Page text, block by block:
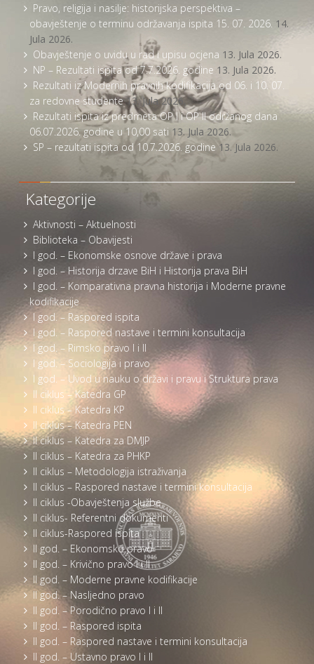
Pravo, religija i nasilje: historijska perspektiva –
obavještenje o terminu održavanja ispita 15. 07. 2026. 14.
Jula 2026.
Obavještenje o uvidu u rad i upisu ocjena 13. Jula 2026.
NP – Rezultati ispita od 7.7.2026. godine 13. Jula 2026.
Rezultati iz Modernih pravnih kodifikacija od 06. i 10. 07.
za redovne studente 13. Jula 2026.
Rezultati ispita iz predmeta OP I i OP II održanog dana
06.07.2026. godine u 10,00 sati 13. Jula 2026.
SP – rezultati ispita od 10.7.2026. godine 13. Jula 2026.
Kategorije
Aktivnosti – Aktuelnosti
Biblioteka – Obavijesti
I god. – Ekonomske osnove države i prava
I god. – Historija drzave BiH i Historija prava BiH
I god. – Komparativna pravna historija i Moderne pravne
kodifikacije
I god. – Raspored ispita
I god. – Raspored nastave i termini konsultacija
I god. – Rimsko pravo I i II
I god. – Sociologija i pravo
I god. – Uvod u nauku o državi i pravu i Struktura prava
II ciklus – Katedra GP
II ciklus – Katedra KP
II ciklus – Katedra PEN
II ciklus – Katedra za DMJP
II ciklus – Katedra za PHKP
II ciklus – Metodologija istraživanja
II ciklus – Raspored nastave i termini konsultacija
II ciklus -Obavještenja službe
II ciklus- Referentni dokumenti
II ciklus-Raspored ispita
II god. – Ekonomsko pravo
II god. – Krivično pravo I i II
II god. – Moderne pravne kodifikacije
II god. – Nasljedno pravo
II god. – Porodično pravo I i II
II god. – Raspored ispita
II god. – Raspored nastave i termini konsultacija
II god. – Ustavno pravo I i II